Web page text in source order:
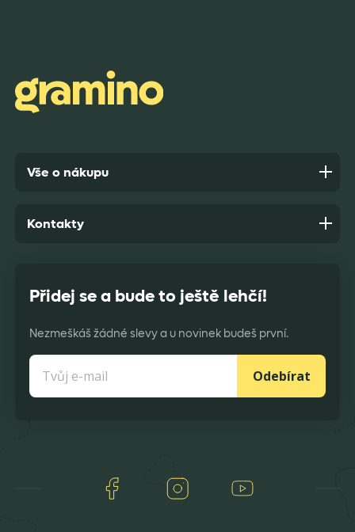
Anonym,před 7 dny
Vše o nákupu
Přidej se a bude to ještě lehčí!
Nezmeškáš žádné slevy a u novinek budeš první.
Odebírat
Facebook Instagram
Kontakty